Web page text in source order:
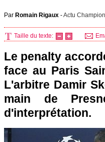
Par Romain Rigaux -Actu
Taille du texte:
Le penalty
face au Paris
L'arbitre Damir
main de
d'interprétation.